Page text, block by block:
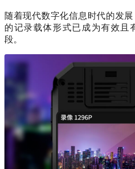
随着现代数字化信息时代的发
的记录载体形式已成为有效且
段。